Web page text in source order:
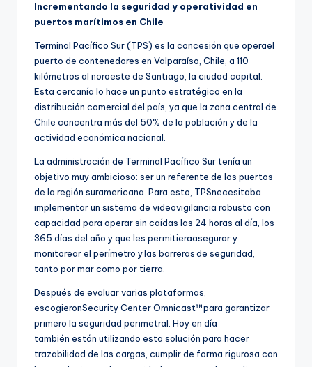
Incrementando la seguridad y operatividad en
puertos marítimos en Chile
Terminal Pacífico Sur (TPS) es la concesión que operael
puerto de contenedores en Valparaíso, Chile, a 110
kilómetros al noroeste de Santiago, la ciudad capital.
Esta cercanía lo hace un punto estratégico en la
distribución comercial del país, ya que la zona central de
Chile concentra más del 50% de la población y de la
actividad económica nacional.
La administración de Terminal Pacífico Sur tenía un
objetivo muy ambicioso: ser un referente de los puertos
de la región suramericana. Para esto, TPSnecesitaba
implementar un sistema de videovigilancia robusto con
capacidad para operar sin caídas las 24 horas al día, los
365 días del año y que les permitieraasegurar y
monitorear el perímetro y las barreras de seguridad,
tanto por mar como por tierra.
Después de evaluar varias plataformas,
escogieronSecurity Center Omnicast™para garantizar
primero la seguridad perimetral. Hoy en día
también están utilizando esta solución para hacer
trazabilidad de las cargas, cumplir de forma rigurosa con